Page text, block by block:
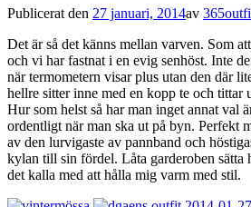
Publicerat den 27 januari, 2014av
Det är så det känns mellan varven. Som
och vi har fastnat i en evig senhöst. Inte
när termometern visar plus utan den där
hellre sitter inne med en kopp te och tittar
Hur som helst så har man inget annat val
ordentligt när man ska ut på byn. Perfekt
av den lurvigaste av pannband och
kylan till sin fördel. Låta garderoben sätta
det kalla med att hålla mig varm med stil.